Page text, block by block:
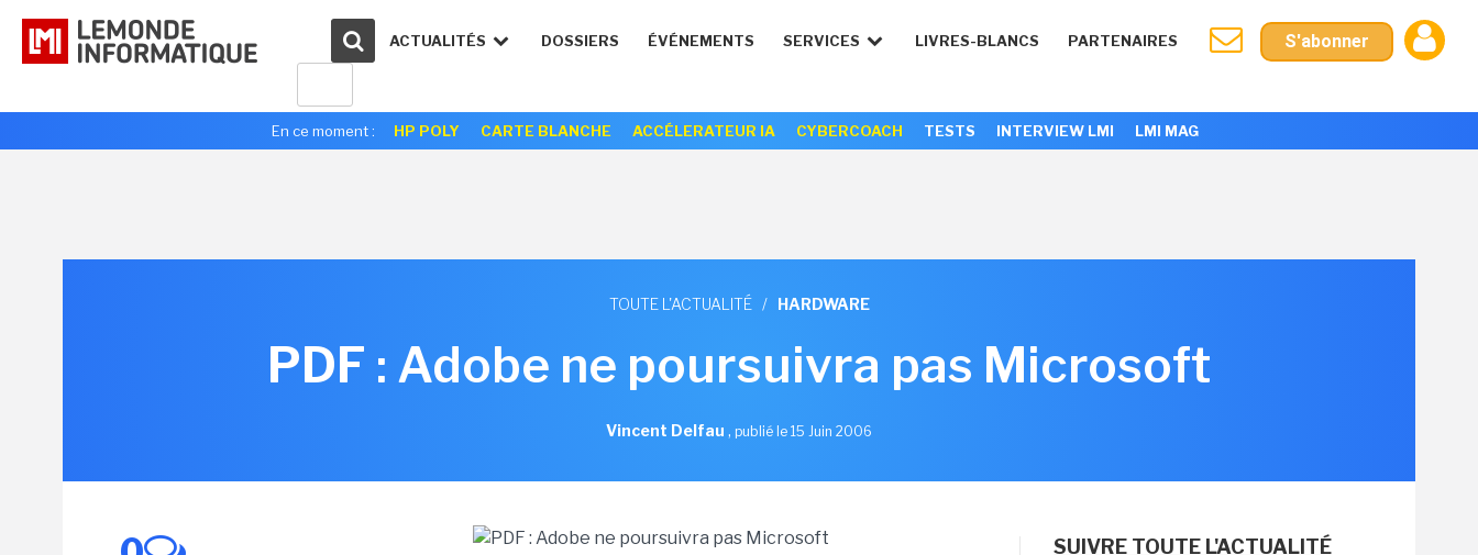
ACTUALITÉS DOSSIERS ÉVÉNEMENTS SERVICES LIVRES-BLANCS PARTENAIRES S'abonner
En ce moment : HP POLY CARTE BLANCHE ACCÉLERATEUR IA CYBERCOACH TESTS INTERVIEW LMI LMI MAG
TOUTE L'ACTUALITÉ / HARDWARE
PDF : Adobe ne poursuivra pas Microsoft
Vincent Delfau , publié le 15 Juin 2006
SUIVRE TOUTE L'ACTUALITÉ